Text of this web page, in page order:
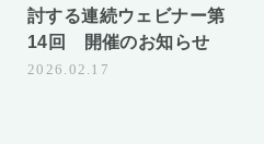
討する連続ウェビナー第
14回 開催のお知らせ
2026.02.17